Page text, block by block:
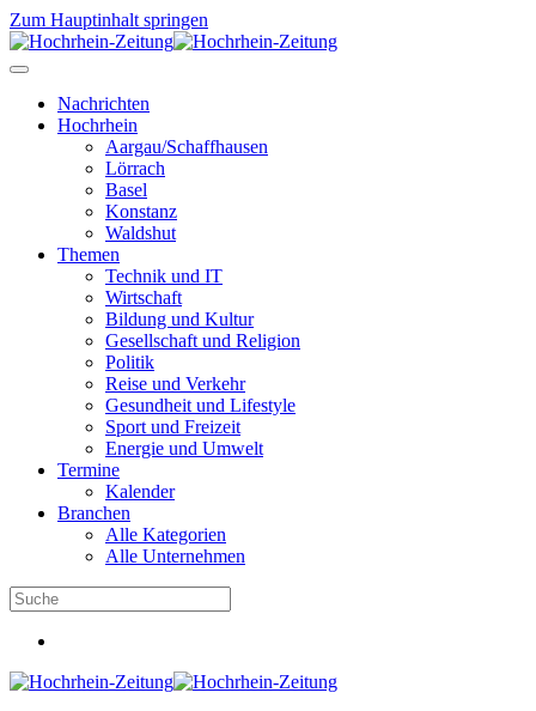
Zum Hauptinhalt springen
Nachrichten
Hochrhein
Aargau/Schaffhausen
Lörrach
Basel
Konstanz
Waldshut
Themen
Technik und IT
Wirtschaft
Bildung und Kultur
Gesellschaft und Religion
Politik
Reise und Verkehr
Gesundheit und Lifestyle
Sport und Freizeit
Energie und Umwelt
Termine
Kalender
Branchen
Alle Kategorien
Alle Unternehmen